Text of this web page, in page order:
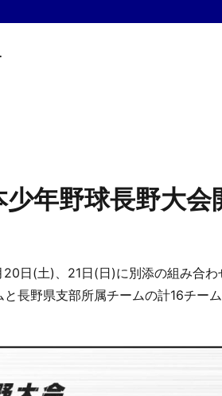
開催‼️
年野球長野大会
日(土)、21日(日)に別添の組み合
長野県支部所属チームの計16チー